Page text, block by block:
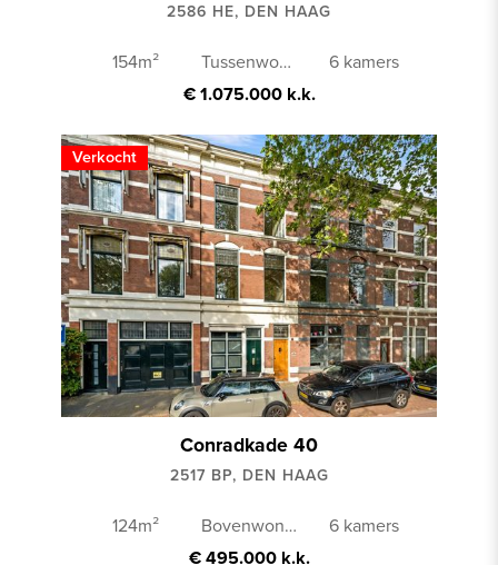
2586 HE, DEN HAAG
154m² Tussenwoning
6 kamers
€ 1.075.000 k.k.
Verkocht
Conradkade 40
2517 BP, DEN HAAG
124m² Bovenwoning
6 kamers
€ 495.000 k.k.